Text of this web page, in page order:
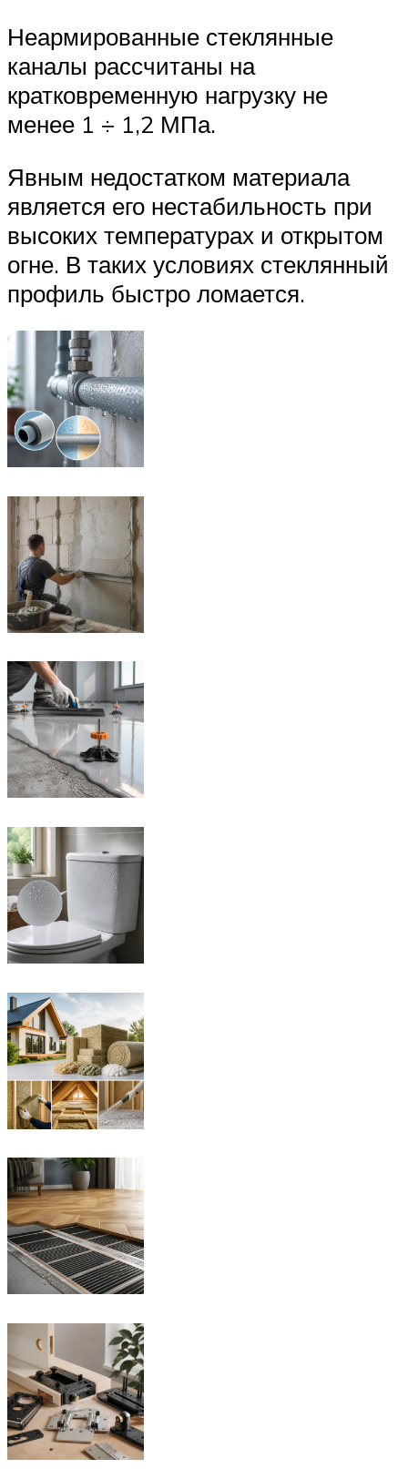
Неармированные стеклянные
каналы рассчитаны на
кратковременную нагрузку не
менее 1 ÷ 1,2 МПа.
Явным недостатком материала
является его нестабильность при
высоких температурах и открытом
огне. В таких условиях стеклянный
профиль быстро ломается.